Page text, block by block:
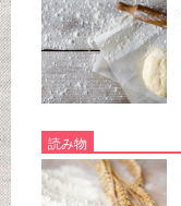
読み物